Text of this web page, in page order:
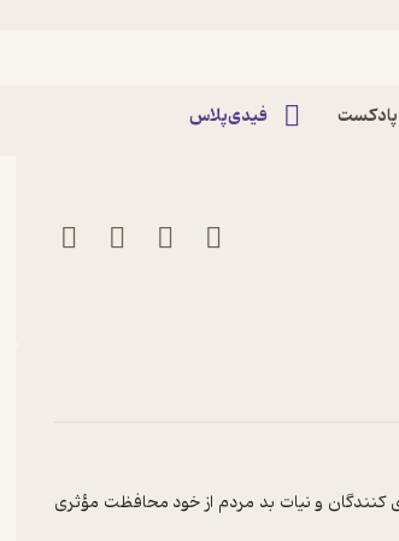
پادکست فیدی‌پلاس
کنندگان و نیات بد مردم از خود محافظت مؤثری